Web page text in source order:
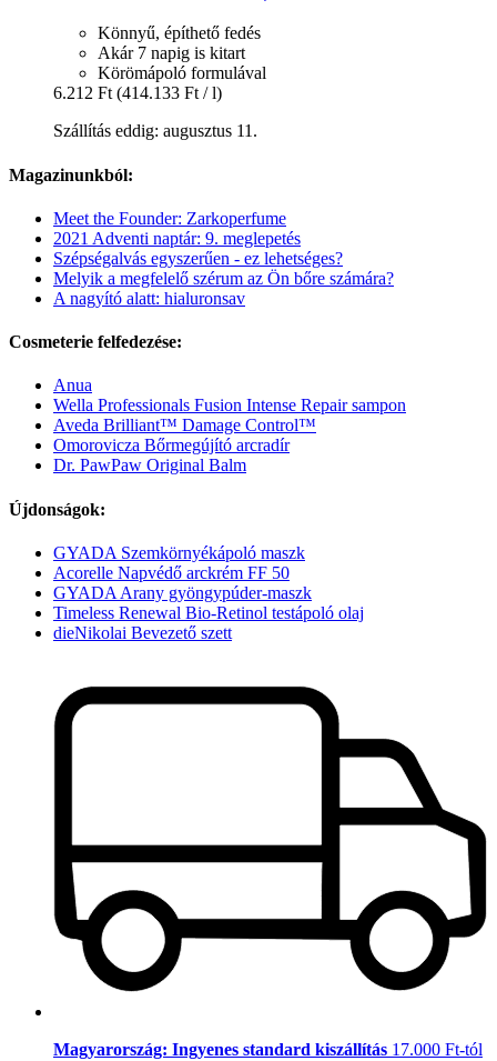
Könnyű, építhető fedés
Akár 7 napig is kitart
Körömápoló formulával
6.212 Ft (414.133 Ft / l)
Szállítás eddig: augusztus 11.
Magazinunkból:
Meet the Founder: Zarkoperfume
2021 Adventi naptár: 9. meglepetés
Szépségalvás egyszerűen - ez lehetséges?
Melyik a megfelelő szérum az Ön bőre számára?
A nagyító alatt: hialuronsav
Cosmeterie felfedezése:
Anua
Wella Professionals Fusion Intense Repair sampon
Aveda Brilliant™ Damage Control™
Omorovicza Bőrmegújító arcradír
Dr. PawPaw Original Balm
Újdonságok:
GYADA Szemkörnyékápoló maszk
Acorelle Napvédő arckrém FF 50
GYADA Arany gyöngypúder-maszk
Timeless Renewal Bio-Retinol testápoló olaj
dieNikolai Bevezető szett
Magyarország: Ingyenes standard kiszállítás 17.000 Ft-tól